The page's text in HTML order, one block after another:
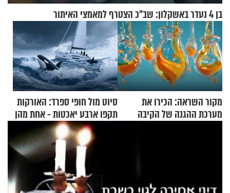
בן 4 נעדר באשקלון: שב"כ הצטרף למאמצי האיתור
מקור השראה: הכירו את
מערכת ההגנה של הקיבה
סיוט מול חופי ספרד: האורקות
תקפו ארבע יאכטות - אחת מהן